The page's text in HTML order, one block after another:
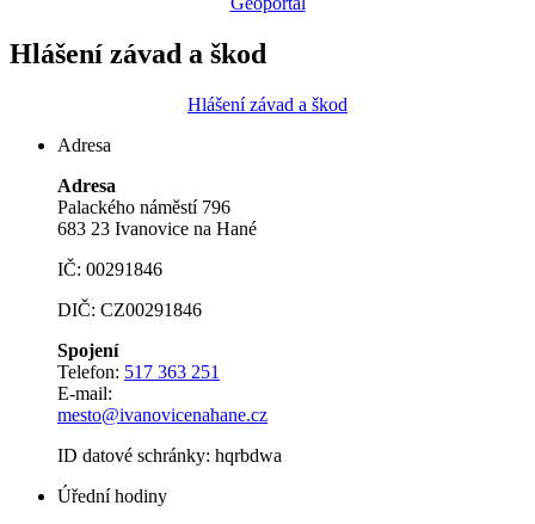
Hlášení závad a škod
Hlášení závad a škod
Adresa
Adresa
Palackého náměstí 796
683 23 Ivanovice na Hané
IČ: 00291846
DIČ: CZ00291846
Spojení
Telefon: 517 363 251
E-mail:
mesto@ivanovicenahane.cz
ID datové schránky: hqrbdwa
Úřední hodiny